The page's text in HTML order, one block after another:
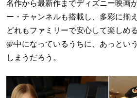
名作から最新作までディズニー映画
ー・チャンネルも搭載し、多彩に揃
どれもファミリーで安心して楽しめ
夢中になっているうちに、あっとい
しまうだろう。